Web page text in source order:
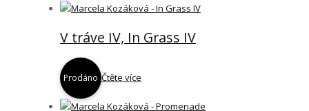
V tráve IV, In Grass IV
Prodáno Čtěte více